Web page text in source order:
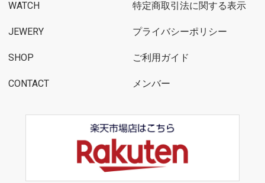
WATCH
JEWERY
SHOP
CONTACT
特定商取引法に関する表示
プライバシーポリシー
ご利用ガイド
メンバー